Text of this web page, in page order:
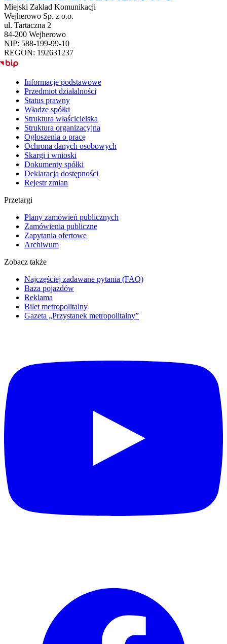
Miejski Zakład Komunikacji
Wejherowo Sp. z o.o.
ul. Tartaczna 2
84-200 Wejherowo
NIP: 588-199-99-10
REGON: 192631237
Informacje podstawowe
Przedmiot działalności
Status prawny
Władze spółki
Struktura właścicielska
Struktura organizacyjna
Ogłoszenia o pracę
Ochrona danych osobowych
Skargi i wnioski
Dokumenty spółki
Deklaracja dostępności
Rejestr zmian
Przetargi
Plany zamówień publicznych
Zamówienia publiczne
Zapytania ofertowe
Archiwum
Zobacz także
Najczęściej zadawane pytania (FAQ)
Baza pojazdów
Reklama
Bilet metropolitalny
Gazeta „Przystanek metropolitalny”